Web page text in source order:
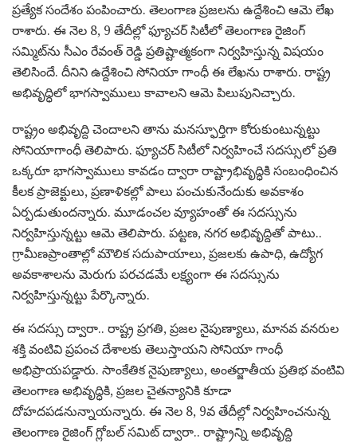
ప్ర‌త్యేక సందేశం పంపించారు. తెలంగాణ ప్ర‌జ‌ల‌ను ఉద్దేశించి ఆమె లేఖ
రాశారు. ఈ నెల 8, 9 తేదీల్లో ఫ్యూచ‌ర్ సిటీలో తెలంగాణ రైజింగ్
స‌మ్మిట్‌ను సీఎం రేవంత్ రెడ్డి ప్ర‌తిష్టాత్మ‌కంగా నిర్వ‌హిస్తున్న విష‌యం
తెలిసిందే. దీనిని ఉద్దేశించి సోనియా గాంధీ ఈ లేఖ‌ను రాశారు. రాష్ట్ర
అభివృద్ధిలో భాగ‌స్వాములు కావాల‌ని ఆమె పిలుపునిచ్చారు.
రాష్ట్రం అభివృద్ది చెందాల‌ని తాను మ‌న‌స్ఫూర్తిగా కోరుకుంటున్న‌ట్టు
సోనియాగాంధీ తెలిపారు. ఫ్యూచ‌ర్ సిటీలో నిర్వ‌హించే స‌ద‌స్సులో ప్ర‌తి
ఒక్క‌రూ భాగ‌స్వాములు కావ‌డం ద్వారా రాష్ట్రాభివృద్ధికి సంబంధించిన
కీల‌క‌ ప్రాజెక్టులు, ప్రణాళికల్లో పాలు పంచుకునేందుకు అవ‌కాశం
ఏర్ప‌డుతుంద‌న్నారు. మూడంచ‌ల వ్యూహంతో ఈ సద‌స్సును
నిర్వ‌హిస్తున్న‌ట్టు ఆమె తెలిపారు. ప‌ట్ట‌ణ‌, న‌గ‌ర అభివృద్దితో పాటు..
గ్రామీణ‌ప్రాంతాల్లో మౌలిక స‌దుపాయాలు, ప్ర‌జ‌ల‌కు ఉపాధి, ఉద్యోగ
అవ‌కాశాల‌ను మెరుగు ప‌ర‌చ‌డ‌మే ల‌క్ష్యంగా ఈ స‌ద‌స్సును
నిర్వ‌హిస్తున్న‌ట్టు పేర్కొన్నారు.
ఈ స‌ద‌స్సు ద్వారా.. రాష్ట్ర ప్ర‌గ‌తి, ప్ర‌జ‌ల నైపుణ్యాలు, మాన‌వ వ‌న‌రుల
శ‌క్తి వంటివి ప్ర‌పంచ దేశాల‌కు తెలుస్తాయ‌ని సోనియా గాంధీ
అభిప్రాయ‌ప‌డ్డారు. సాంకేతిక నైపుణ్యాలు, అంతర్జాతీయ ప్రతిభ వంటివి
తెలంగాణ‌ అభివృద్ధికి, ప్ర‌జ‌ల చైత‌న్యానికి కూడా
దోహ‌ద‌ప‌డ‌నున్నాయ‌న్నారు. ఈ నెల 8, 9వ తేదీల్లో నిర్వ‌హించ‌నున్న
తెలంగాణ రైజింగ్ గ్లోబ‌ల్ స‌మిట్ ద్వారా.. రాష్ట్రాన్ని అభివృద్ది